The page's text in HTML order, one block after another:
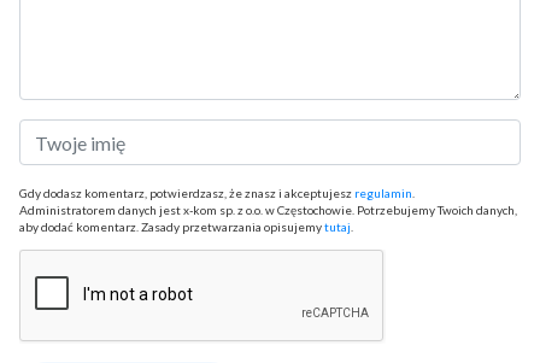
Gdy dodasz komentarz, potwierdzasz, że znasz i akceptujesz regulamin
Administratorem danych jest x-kom sp. z o.o. w Częstochowie. Potrzebujemy Twoich danych,
aby dodać komentarz. Zasady przetwarzania opisujemytutaj